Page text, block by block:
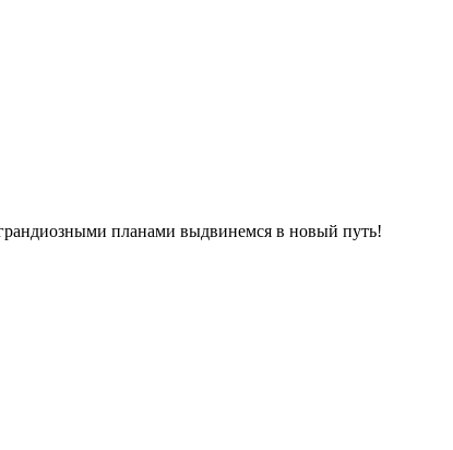
планами выдвинемся в новый путь!